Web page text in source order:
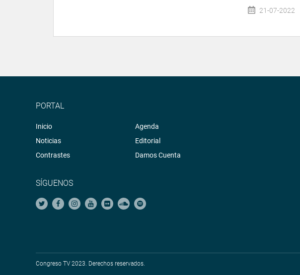
21-07-2022
PORTAL
Inicio
Noticias
Contrastes
Agenda
Editorial
Damos Cuenta
SÍGUENOS
Congreso TV 2023. Derechos reservados.